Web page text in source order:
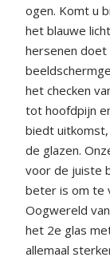
ogen. Komt u
het blauwe
hersenen doet
het checken
tot hoofdpijn
biedt
de glazen.
voor de juiste
beter is om te
Oogwereld
het 2e glas
allemaal